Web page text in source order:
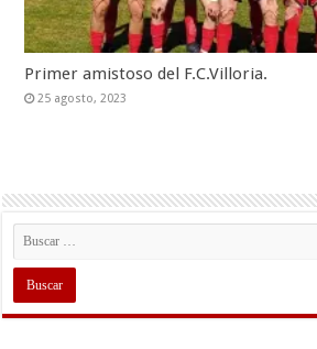
Primer amistoso del F.C.Villoria.
25 agosto, 2023